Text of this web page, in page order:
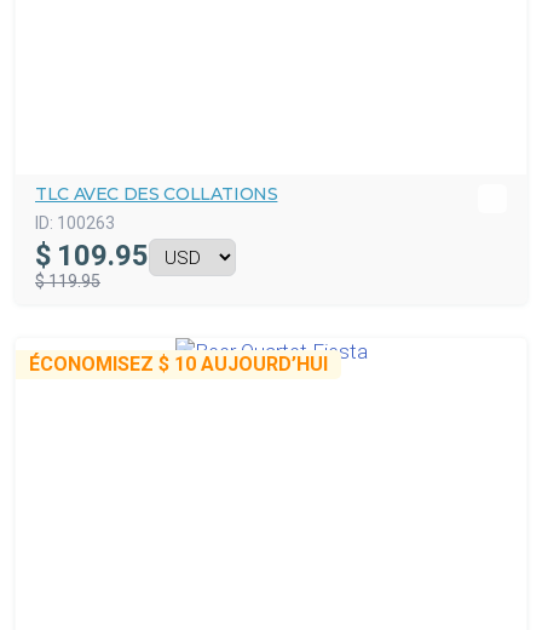
TLC AVEC DES COLLATIONS
ID: 100263
$ 109.95
$ 119.95
ÉCONOMISEZ $ 10 AUJOURD’HUI